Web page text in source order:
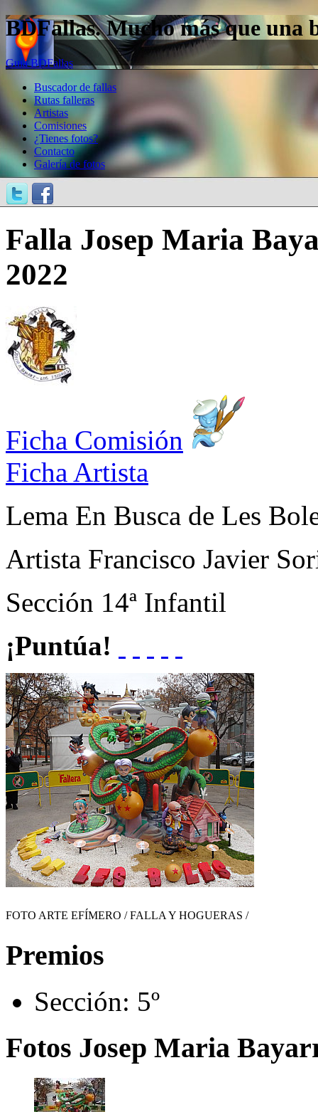
BDFallas. Mucho más que una
Guía BDFallas
Buscador de fallas
Rutas falleras
Artistas
Comisiones
¿Tienes fotos?
Contacto
Galería de fotos
Falla Josep Maria
2022
Ficha Comisión
Ficha Artista
Lema En Busca de Les
Artista Francisco Javier
Sección 14ª Infantil
¡Puntúa!
FOTO ARTE EFÍMERO / FALLA Y HOGUERAS /
Premios
Sección: 5º
Fotos Josep Maria